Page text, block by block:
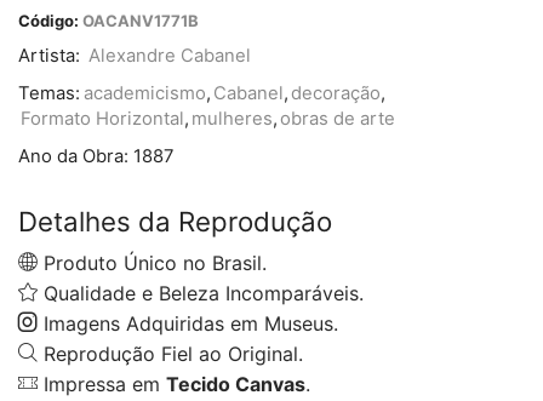
Código: OACANV1771B
Artista: Alexandre Cabanel
Temas: academicismo, Cabanel, decoração,
Formato Horizontal, mulheres, obras de arte
Ano da Obra: 1887
Detalhes da Reprodução
Produto Único no Brasil.
Qualidade e Beleza Incomparáveis.
Imagens Adquiridas em Museus.
Reprodução Fiel ao Original.
Impressa em Tecido Canvas.